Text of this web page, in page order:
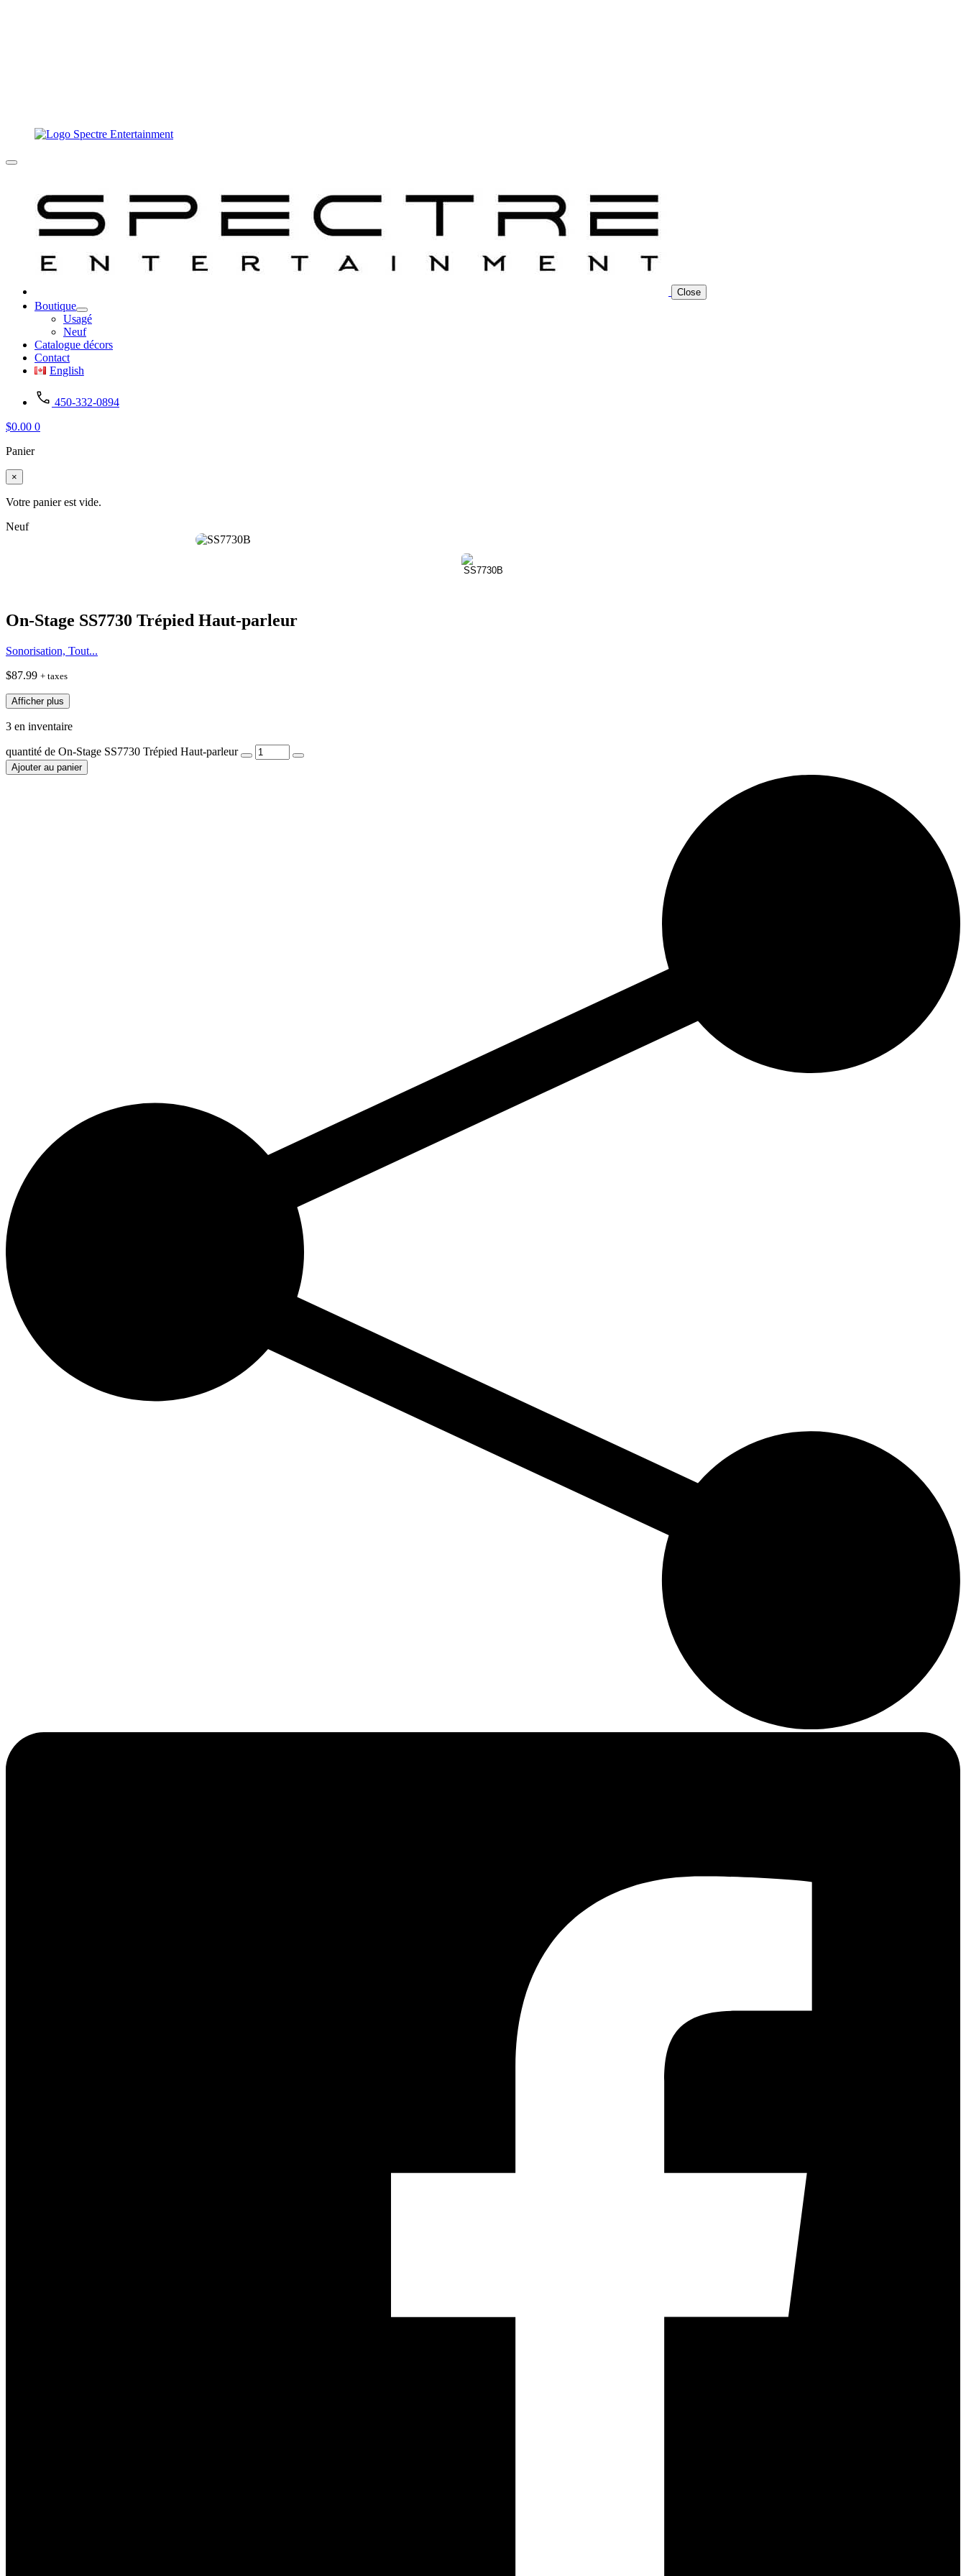
Close
Boutique
Usagé
Neuf
Catalogue décors
Contact
English
450-332-0894
$0.00 0
Panier
×
Votre panier est vide.
Neuf
On-Stage SS7730 Trépied Haut-parleur
Sonorisation, Tout...
$87.99 + taxes
Afficher plus
3 en inventaire
quantité de On-Stage SS7730 Trépied Haut-parleur
Ajouter au panier